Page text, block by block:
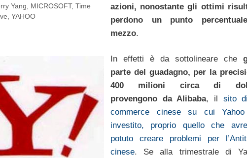
Yang MICROSOFT,Time
YAHOO
azioni, nonostante gli ottimi
perdono un punto
mezzo.
In effetti è da sottolineare che
parte del guadagno, per la
400 milioni circa di
provengono da Alibaba, il sito
commerce cinese su cui
investito, proprio quello che
potuto creare problemi per
cinese. Se alla trimestrale di